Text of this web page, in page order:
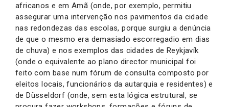
africanos e em Amã (onde, por exemplo, permitiu
assegurar uma intervenção nos pavimentos da cidade
nas redondezas das escolas, porque surgiu a denúncia
de que o mesmo era demasiado escorregadio em dias
de chuva) e nos exemplos das cidades de Reykjavík
(onde o equivalente ao plano director municipal foi
feito com base num fórum de consulta composto por
eleitos locais, funcionários da autarquia e residentes) e
de Düsseldorf (onde, sem esta lógica estrutural, se